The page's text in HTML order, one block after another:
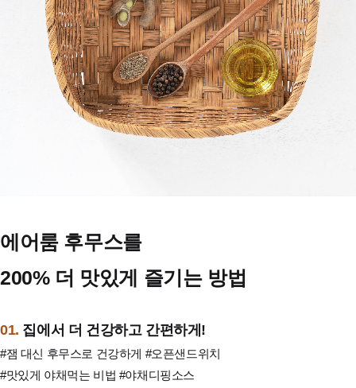
에어룸 후무스를
200% 더 맛있게 즐기는 방법
01. 집에서 더 건강하고 간편하게!
#잼 대신 후무스로 건강하게 #오픈샌드위치
#맛있게 야채먹는 비법 #야채디핑소스